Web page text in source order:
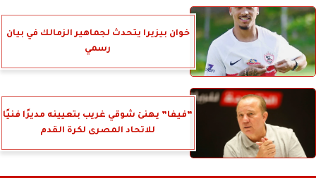
خوان بيزيرا يتحدث لجماهير الزمالك في بيان
رسمي
”فيفا” يهنئ شوقي غريب بتعيينه مديرًا فنيًا
للاتحاد المصرى لكرة القدم